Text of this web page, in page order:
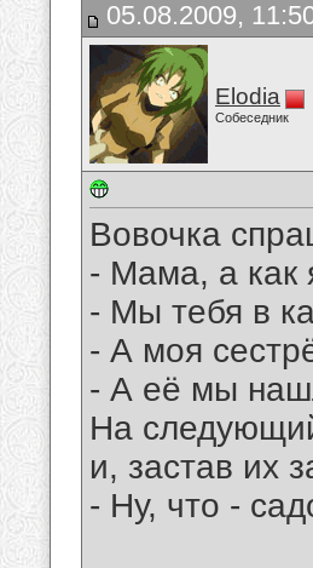
05.08.2009,
Elodia
Собеседник
Вовочка
- Мама, а как
- Мы тебя в
- А моя
- А её мы
На
и, застав их
- Ну, что -